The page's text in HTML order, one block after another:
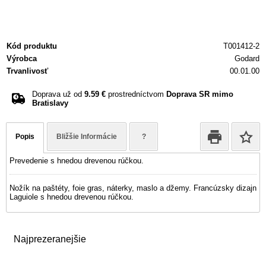
Najprezeranejšie
Kód produktu
T001412-2
Výrobca
Godard
Trvanlivosť
00.01.00
Doprava už od 9.59 € prostredníctvom Doprava SR mimo
Bratislavy
Popis Bližšie Informácie ?
Prevedenie s hnedou drevenou rúčkou.
Nožík na paštéty, foie gras, náterky, maslo a džemy. Francúzsky dizajn
Laguiole s hnedou drevenou rúčkou.